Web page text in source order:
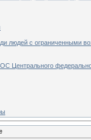
людей с ограниченными
Центрального